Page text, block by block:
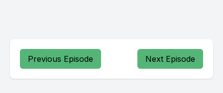
Previous Episode Next Episode